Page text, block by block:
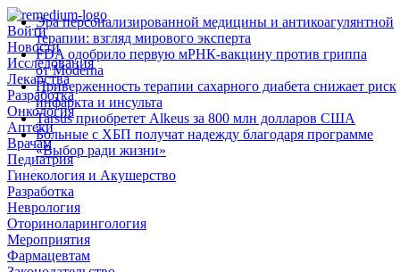
Войти
Новости
Исследования
Лекарства
Разработка
Онкология
Аптеки
Врачам
Педиатрия
Гинекология и Акушерство
Разработка
Неврология
Оториноларингология
Мероприятия
Фармацевтам
Эра персонализированной медицины и антикоагулянтной
терапии: взгляд мирового эксперта
FDA одобрило первую мРНК‑вакцину против гриппа
от Moderna
Приверженность терапии сахарного диабета снижает риск
инфаркта и инсульта
Tarsus приобретет Alkeus за 800 млн долларов США
Больные с ХБП получат надежду благодаря программе
«Выбор ради жизни»